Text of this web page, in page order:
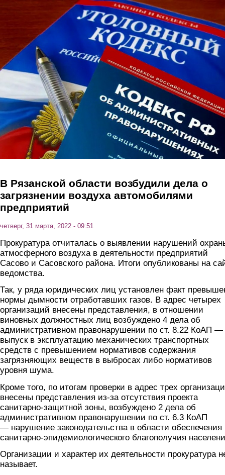
Перейти к основному содержанию
В Рязанской области возбудили дела о
загрязнении воздуха автомобилями
предприятий
четверг, 31 марта, 2022 - 09:51
Прокуратура отчиталась о выявлении нарушений
атмосферного воздуха в деятельности предприятий
Сасово и Сасовского района. Итоги опубликованы на
ведомства.
Так, у ряда юридических лиц установлен факт
нормы дымности отработавших газов. В адрес четырех
организаций внесены представления, в отношении
виновных должностных лиц возбуждено 4 дела об
административном правонарушении по ст. 8.22 КоАП —
выпуск в эксплуатацию механических транспортных
средств с превышением нормативов содержания
загрязняющих веществ в выбросах либо нормативов
уровня шума.
Кроме того, по итогам проверки в адрес трех
внесены представления из-за отсутствия проекта
санитарно-защитной зоны, возбуждено 2 дела об
административном правонарушении по ст. 6.3 КоАП
— нарушение законодательства в области обеспечения
санитарно-эпидемиологического благополучия
Организации и характер их деятельности прокуратура
называет.